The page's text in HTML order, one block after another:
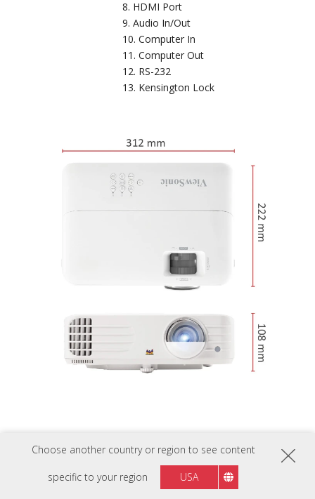
Choose another country or region to see content
specific to your region USA
HDMI Port
Audio In/Out
Computer In
Computer Out
RS-232
Kensington Lock